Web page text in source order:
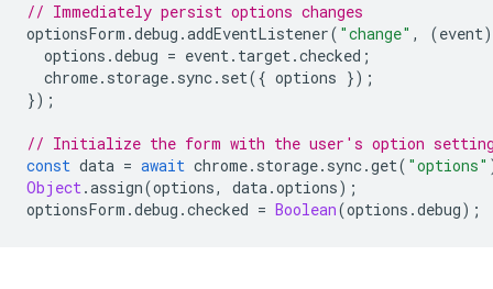
// Immediately persist options changes
optionsForm .debug .addEventListener( "change" , (event)
options .debug = event. target.checked ;
chrome. storage. sync. set({ options });
});
// Initialize the form with the user's option
const data = await chrome. storage. sync.get( "options"
Object.assign(options, data.options);
optionsForm .debug .checked = Boolean(options .debug);